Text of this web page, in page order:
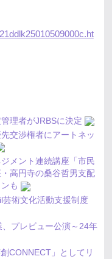
理者がJRBSに決定
交渉権者にアートネッ
メント連続講座「市民
高円寺の桑谷哲男支配
も
術文化活動支援制度
プレビュー公演～24年
CONNECT」としてリ